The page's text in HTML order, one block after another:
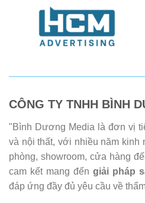
CÔNG TY TNHH BÌNH
"Bình Dương Media là đơn vị
và nội thất, với nhiều năm
phòng, showroom, cửa hàng
cam kết mang đến giải pháp
đáp ứng đầy đủ yêu cầu về